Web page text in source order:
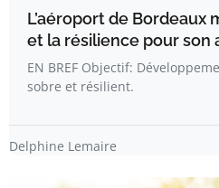
L’aéroport de Bordeaux
et la résilience pour son
EN BREF Objectif:
sobre et résilient.
Delphine Lemaire